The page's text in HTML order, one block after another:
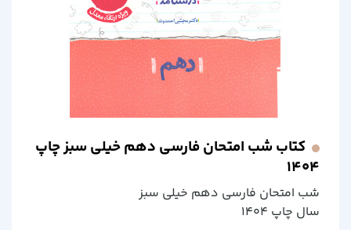
کتاب شب امتحان فارسی دهم خیلی سبز چاپ
1404
شب امتحان فارسی دهم خیلی سبز
سال چاپ 1404